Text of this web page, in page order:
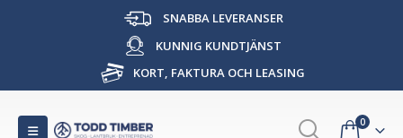
SNABBA LEVERANSER
KUNNIG KUNDTJÄNST
KORT, FAKTURA OCH LEASING
0